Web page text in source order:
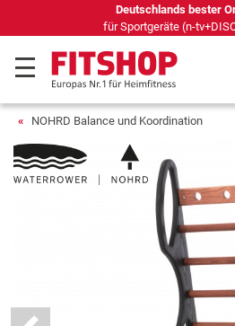
Seit 42 Jahren Ihr
NOHRD Balance und Koordination